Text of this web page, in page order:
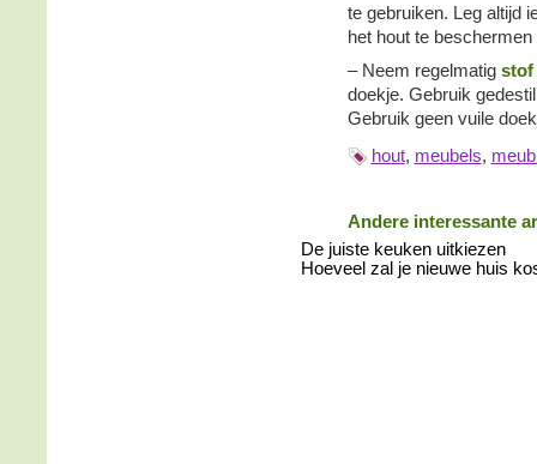
te gebruiken. Leg altijd
het hout te beschermen
– Neem regelmatig stof
doekje. Gebruik
Gebruik geen vuile
hout, meubels,
Andere interessante
De juiste keuken uitkiezen
Hoeveel zal je nieuwe huis